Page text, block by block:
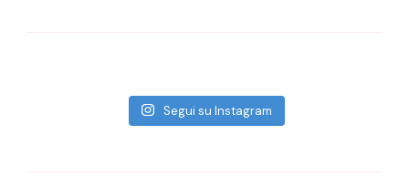
Segui su Instagram